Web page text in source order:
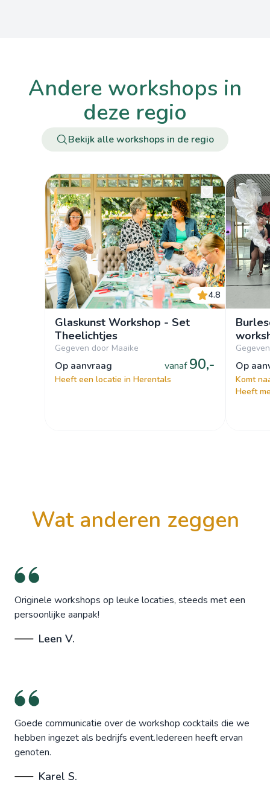
andere workshops in
deze regio
Bekijk alle workshops in de regio
4.8
Glaskunst Workshop - Set
Theelichtjes
Gegeven door Maaike
op aanvraag vanaf 90,-
Heeft een locatie in Herentals
op
Komt
Heeft
wat anderen zeggen
Originele workshops op leuke locaties, steeds met een
persoonlijke aanpak!
Leen V.
Goede communicatie over de workshop cocktails die we
hebben ingezet als bedrijfs event.Iedereen heeft ervan
genoten.
Karel S.